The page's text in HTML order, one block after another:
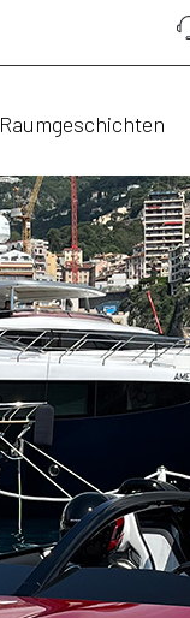
Raumgeschichten